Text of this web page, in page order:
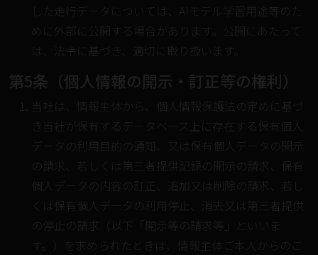
した走行データについては、AIモデル学習用途等のた
めに外部に公開する場合があります。公開にあたって
は、法令に基づき、適切に取り扱います。
第5条（個人情報の開示・訂正等の権利）
当社は、情報主体から、個人情報保護法の定めに基づ
き当社が保有するデータベース上に存在する保有個人
データの利用目的の通知、又は保有個人データの開示
の請求、若しくは第三者提供記録の開示の請求、保有
個人データの内容の訂正、追加又は削除の請求、若し
くは保有個人データの利用停止、消去又は第三者提供
の停止の請求（以下「開示等の請求等」といいま
す。）を求められたときは、情報主体ご本人からのご